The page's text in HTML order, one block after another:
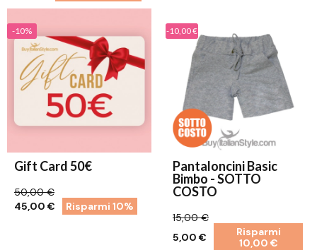
-10%
Gift Card 50€
50,00 €
45,00 €
Risparmi 10%
-10,00 €
Pantaloncini Basic
Bimbo - SOTTO
COSTO
15,00 €
5,00 €
Risparmi
10,00 €